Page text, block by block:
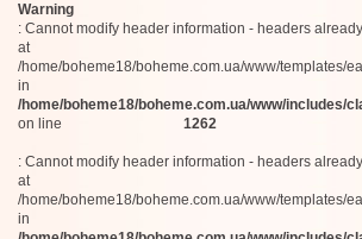
Warning
: Cannot modify header information - headers
at
/home/boheme18/boheme.com.ua/www/templates/
in
/home/boheme18/boheme.com.ua/www/includes/
on line
1262
: Cannot modify header information - headers
at
/home/boheme18/boheme.com.ua/www/templates/
in